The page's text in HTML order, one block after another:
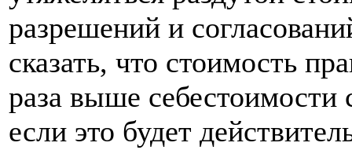
разрешений и
сказать, что стоимость
раза выше себестоимости
если это будет